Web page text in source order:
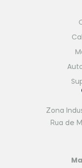
Zona
Rua de